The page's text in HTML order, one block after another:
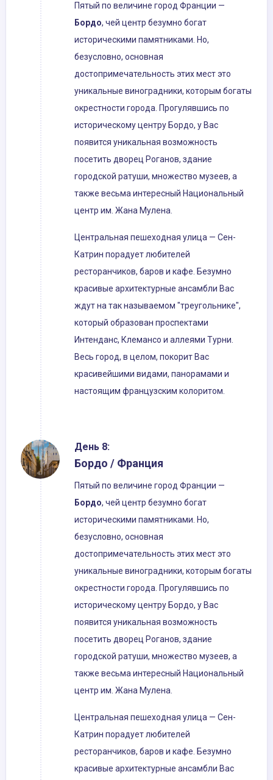
Пятый по величине город Франции —
Бордо, чей центр безумно богат
историческими памятниками. Но,
безусловно, основная
достопримечательность этих мест это
уникальные виноградники, которым богаты
окрестности города. Прогулявшись по
историческому центру Бордо, у Вас
появится уникальная возможность
посетить дворец Роганов, здание
городской ратуши, множество музеев, а
также весьма интересный Национальный
центр им. Жана Мулена.
Центральная пешеходная улица — Сен-
Катрин порадует любителей
ресторанчиков, баров и кафе. Безумно
красивые архитектурные ансамбли Вас
ждут на так называемом "треугольнике",
который образован проспектами
Интенданс, Клемансо и аллеями Турни.
Весь город, в целом, покорит Вас
красивейшими видами, панорамами и
настоящим французским колоритом.
День 8:
Бордо / Франция
Пятый по величине город Франции —
Бордо, чей центр безумно богат
историческими памятниками. Но,
безусловно, основная
достопримечательность этих мест это
уникальные виноградники, которым богаты
окрестности города. Прогулявшись по
историческому центру Бордо, у Вас
появится уникальная возможность
посетить дворец Роганов, здание
городской ратуши, множество музеев, а
также весьма интересный Национальный
центр им. Жана Мулена.
Центральная пешеходная улица — Сен-
Катрин порадует любителей
ресторанчиков, баров и кафе. Безумно
красивые архитектурные ансамбли Вас